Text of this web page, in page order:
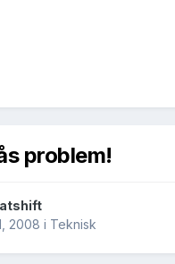
problem!
2008 i Teknisk